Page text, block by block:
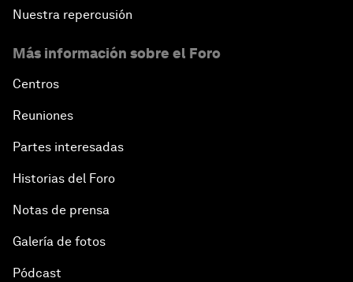
Nuestra repercusión
Más información sobre el Foro
Centros
Reuniones
Partes interesadas
Historias del Foro
Notas de prensa
Galería de fotos
Pódcast